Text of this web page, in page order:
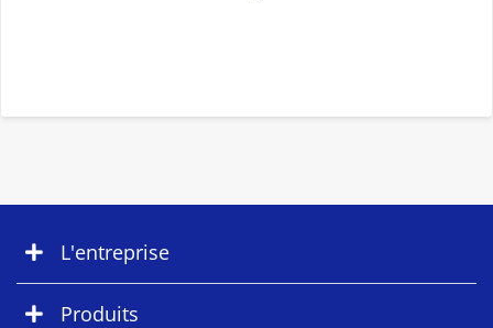
L'entreprise
Produits